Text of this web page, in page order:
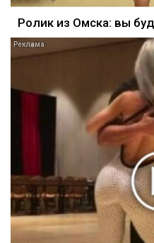
Ролик из Омска: вы